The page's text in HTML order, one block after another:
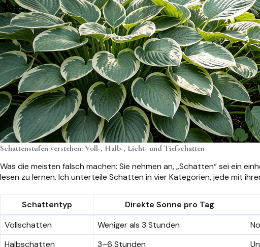
Schattenstufen verstehen: Voll-, Halb-, Licht- und Tiefschatten
Was die meisten falsch machen: Sie nehmen an, „Schatten“ sei ein
lesen zu lernen. Ich unterteile Schatten in vier Kategorien, jede mit
Schattentyp Direkte Sonne pro Tag
Vollschatten
Weniger als 3 Stunden
Halbschatten
3–6 Stunden